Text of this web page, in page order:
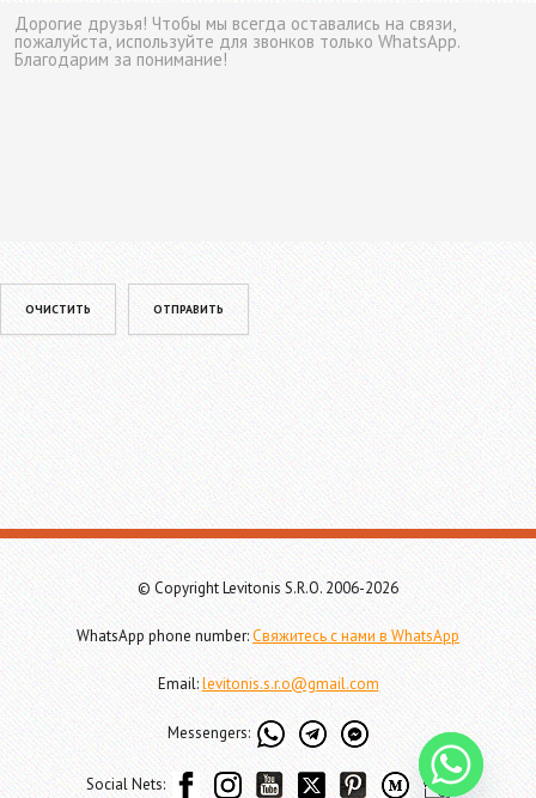
Please leave this field empty.
© Copyright Levitonis S.R.O. 2006-2026
WhatsApp phone number:Свяжитесь с нами в WhatsApp
Email:levitonis.s.r.o@gmail.com
Messengers:
Social Nets: